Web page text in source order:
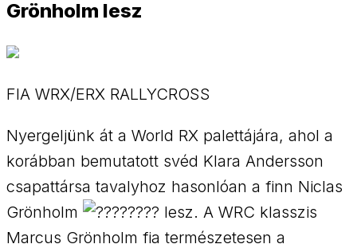
Grönholm lesz
FIA WRX/ERX RALLYCROSS
Nyergeljünk át a World RX palettájára, ahol a
korábban bemutatott svéd Klara Andersson
csapattársa tavalyhoz hasonlóan a finn Niclas
Grönholm
lesz. A WRC klasszis
Marcus Grönholm fia természetesen a